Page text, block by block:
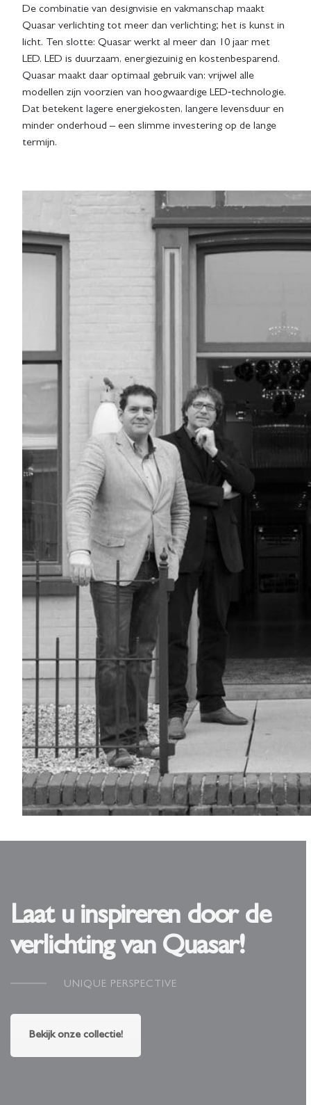
De combinatie van designvisie en vakmanschap maakt
Quasar verlichting tot meer dan verlichting; het is kunst in
licht. Ten slotte: Quasar werkt al meer dan 10 jaar met
LED. LED is duurzaam, energiezuinig en kostenbesparend.
Quasar maakt daar optimaal gebruik van: vrijwel alle
modellen zijn voorzien van hoogwaardige LED‑technologie.
Dat betekent lagere energiekosten, langere levensduur en
minder onderhoud – een slimme investering op de lange
termijn.
Laat u inspireren door de
verlichting van Quasar!
UNIQUE PERSPECTIVE
Bekijk onze collectie!